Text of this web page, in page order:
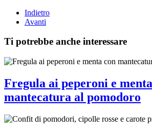
Indietro
Avanti
Ti potrebbe anche interessare
Fregula ai peperoni e
mantecatura al pomodoro